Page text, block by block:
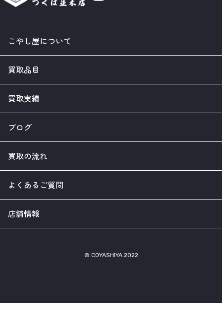
こやし屋について
買取品目
買取実績
ブログ
買取の流れ
よくあるご質問
店舗情報
© COYASHIYA 2022